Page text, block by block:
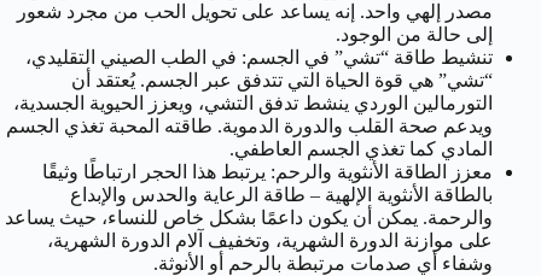
مصدر إلهي واحد. إنه يساعد على تحويل الحب من مجرد شعور
إلى حالة من الوجود.
تنشيط طاقة “تشي” في الجسم: في الطب الصيني التقليدي،
“تشي” هي قوة الحياة التي تتدفق عبر الجسم. يُعتقد أن
التورمالين الوردي ينشط تدفق التشي، ويعزز الحيوية الجسدية،
ويدعم صحة القلب والدورة الدموية. طاقته المحبة تغذي الجسم
المادي كما تغذي الجسم العاطفي.
معزز الطاقة الأنثوية والرحم: يرتبط هذا الحجر ارتباطًا وثيقًا
بالطاقة الأنثوية الإلهية – طاقة الرعاية والحدس والإبداع
والرحمة. يمكن أن يكون داعمًا بشكل خاص للنساء، حيث يساعد
على موازنة الدورة الشهرية، وتخفيف آلام الدورة الشهرية،
وشفاء أي صدمات مرتبطة بالرحم أو الأنوثة.